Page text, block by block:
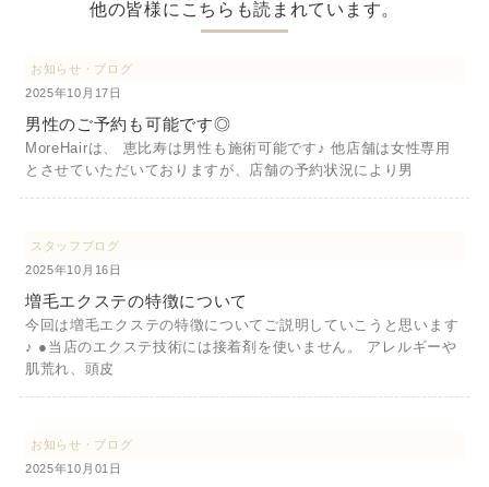
他の皆様にこちらも読まれています。
お知らせ・ブログ
2025年10月17日
男性のご予約も可能です◎
MoreHairは、 恵比寿は男性も施術可能です♪ 他店舗は女性専用
とさせていただいておりますが、店舗の予約状況により男
スタッフブログ
2025年10月16日
増毛エクステの特徴について
今回は増毛エクステの特徴についてご説明していこうと思います
♪ ●当店のエクステ技術には接着剤を使いません。 アレルギーや
肌荒れ、頭皮
お知らせ・ブログ
2025年10月01日